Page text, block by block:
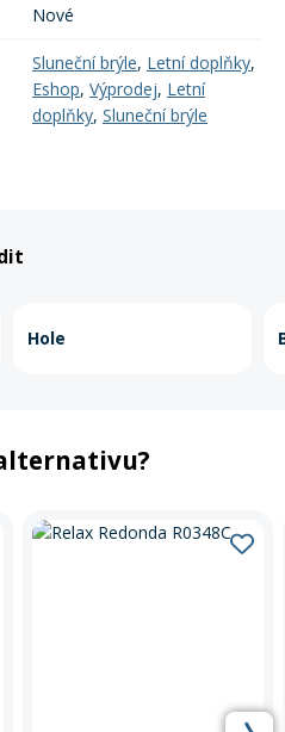
kolo
Nové
Sluneční brýle, Letní doplňky,
Eshop, Výprodej, Letní
doplňky, Sluneční brýle
Hole